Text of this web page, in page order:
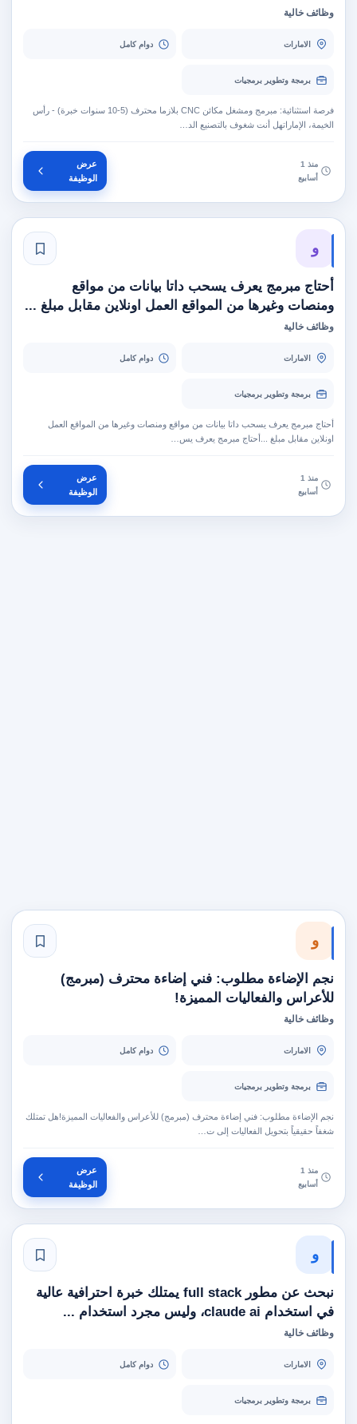
وظائف خالية
الامارات دوام كامل
برمجة وتطوير برمجيات
فرصة استثنائية: مبرمج ومشغل مكائن CNC بلازما محترف (5-10 سنوات خبرة) - رأس
الخيمة، الإماراتهل أنت شغوف بالتصنيع الد…
منذ 1
أسابيع
عرض
الوظيفة
و
أحتاج مبرمج يعرف يسحب داتا بيانات من مواقع
ومنصات وغيرها من المواقع العمل اونلاين مقابل مبلغ ...
وظائف خالية
الامارات دوام كامل
برمجة وتطوير برمجيات
أحتاج مبرمج يعرف يسحب داتا بيانات من مواقع ومنصات وغيرها من المواقع العمل
اونلاين مقابل مبلغ ...أحتاج مبرمج يعرف يس…
منذ 1
أسابيع
عرض
الوظيفة
و
نجم الإضاءة مطلوب: فني إضاءة محترف (مبرمج)
للأعراس والفعاليات المميزة!
وظائف خالية
الامارات دوام كامل
برمجة وتطوير برمجيات
نجم الإضاءة مطلوب: فني إضاءة محترف (مبرمج) للأعراس والفعاليات المميزة!هل تمتلك
شغفاً حقيقياً بتحويل الفعاليات إلى ت…
منذ 1
أسابيع
عرض
الوظيفة
و
نبحث عن مطور full stack يمتلك خبرة احترافية عالية
في استخدام claude ai، وليس مجرد استخدام ...
وظائف خالية
الامارات دوام كامل
برمجة وتطوير برمجيات